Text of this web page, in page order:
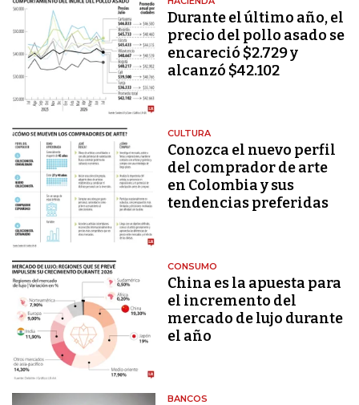
Durante el último año, el
precio del pollo asado se
encareció $2.729 y
alcanzó $42.102
CULTURA
Conozca el nuevo perfil
del comprador de arte
en Colombia y sus
tendencias preferidas
CONSUMO
China es la apuesta para
el incremento del
mercado de lujo durante
el año
BANCOS